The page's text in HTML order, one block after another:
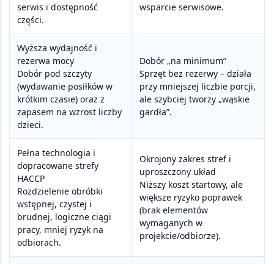
serwis i dostępność
części.
wsparcie serwisowe.
Wyższa wydajność i
rezerwa mocy
Dobór pod szczyty
(wydawanie posiłków w
krótkim czasie) oraz z
zapasem na wzrost liczby
dzieci.
Dobór „na minimum”
Sprzęt bez rezerwy – działa
przy mniejszej liczbie porcji,
ale szybciej tworzy „wąskie
gardła”.
Pełna technologia i
dopracowane strefy
HACCP
Rozdzielenie obróbki
wstępnej, czystej i
brudnej, logiczne ciągi
pracy, mniej ryzyk na
odbiorach.
Okrojony zakres stref i
uproszczony układ
Niższy koszt startowy, ale
większe ryzyko poprawek
(brak elementów
wymaganych w
projekcie/odbiorze).